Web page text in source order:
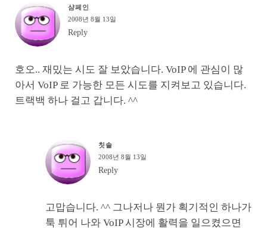
샴페인
2008년 8월 13일
Reply
호오.. 재밌는 시도 잘 보았습니다. VoIP 에 관심이 많
아서 VoIP 로 가능한 모든 시도를 지켜보고 있습니다.
트랙백 하나 걸고 갑니다. ^^
칫솔
2008년 8월 13일
Reply
고맙습니다. ^^ 그나저나 뭔가 획기적인 하나가
툭 튀어 나와 VoIP 시장에 활력을 일으켰으면